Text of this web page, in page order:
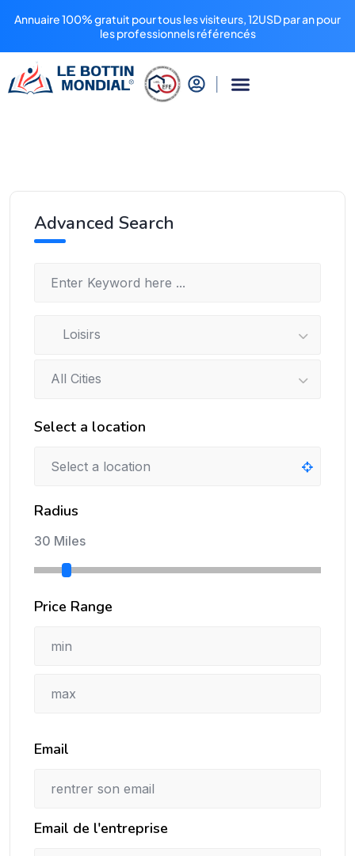
Annuaire 100% gratuit pour tous les visiteurs, 12USD par an pour
les professionnels référencés
Advanced Search
Loisirs
All Cities
Select a location
Radius
30 Miles
Price Range
Email
Email de l'entreprise